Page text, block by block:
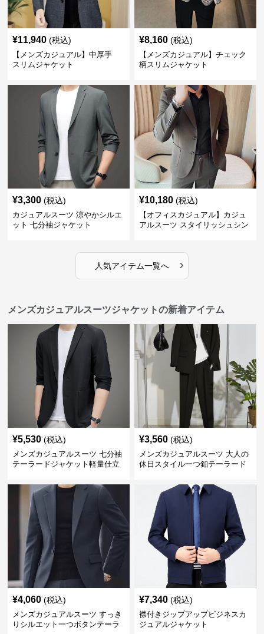
¥11,940 (税込)
【メンズカジュアル】中厚手
スリムジャケット
¥8,160 (税込)
【メンズカジュアル】チェック
柄スリムジャケット
¥3,300 (税込)
カジュアルスーツ 涼やかシルエ
ット 七分袖ジャケット
¥10,180 (税込)
【オフィスカジュアル】カジュ
アルスーツ スタイリッシュシン
人気アイテム一覧へ ›
メンズカジュアルスーツジャケットの新着アイテム
¥5,530 (税込)
メンズカジュアルスーツ 七分袖
テーラードジャケット軽量仕立
¥3,560 (税込)
メンズカジュアルスーツ 大人の
休日スタイル一つ釦テーラード
¥4,060 (税込)
メンズカジュアルスーツ すっき
りシルエット一つボタンテーラ
¥7,340 (税込)
襟付きジップアップビジネスカ
ジュアルジャケット